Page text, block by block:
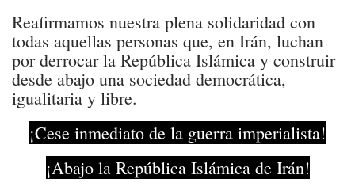
Reafirmamos nuestra plena solidaridad con
todas aquellas personas que, en Irán, luchan
por derrocar la República Islámica y construir
desde abajo una sociedad democrática,
igualitaria y libre.
¡Cese inmediato de la guerra imperialista!
¡Abajo la República Islámica de Irán!